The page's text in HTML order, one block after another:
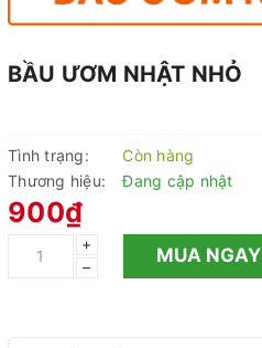
BẦU ƯƠM NHẬT NHỎ
Tình trạng:
Còn hàng
Thương hiệu:
Đang cập nhật
900₫
+
–
MUA NGAY